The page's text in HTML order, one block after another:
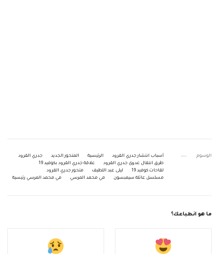
الوسوم أسباب انتشار جدري القرود الرئيسية المتحور الجديد
جدري القرود
طرق انتقال عدوى جدري القرود
علاقة جدري القرود بكوفيد 19
لقاحات كوفيد 19
ليلى عبد اللطيف
متحور جدري القرود
مسلسل عائلة سيمبسون
مي محمد المرسي مي محمد المرسي رئيسية
ما هو انطباعك؟